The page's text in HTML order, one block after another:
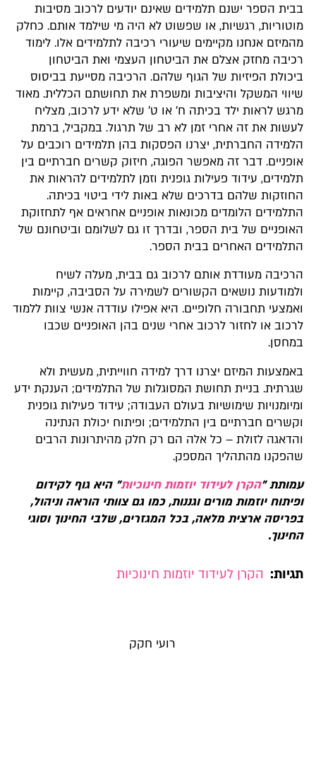
בבית הספר ישנם תלמידים שאינם יודעים לרכוב מסיבות
מוטוריות, רגשיות, או שפשוט לא היה מי שילמד אותם. כחלק
מהמיזם אנחנו מקיימים שיעורי רכיבה לתלמידים אלו. לימוד
רכיבה מחזק אצלם את הביטחון העצמי ואת הביטחון
ביכולת הפיזיות של הגוף שלהם. הרכיבה מסייעת בביסוס
שיווי המשקל והיציבות ומשפרת את תחושתם הכללית. מאוד
מרגש לראות ילד בכיתה ח' או ט' שלא ידע לרכוב, מצליח
לעשות את זה אחרי זמן לא רב של תרגול. במקביל, ברמת
הלמידה החברתית, יצרנו הפסקות בהן תלמידים רוכבים על
אופניים. דבר זה מאפשר הפוגה, חיזוק קשרים חברתיים בין
תלמידים, עידוד פעילות גופנית וזמן לתלמידים להראות את
החוזקות שלהם בדרכים שלא באות לידי ביטוי בכיתה.
התלמידים הלומדים מכונאות אופניים אחראים אף לתחזוקת
האופניים של בית הספר, ובדרך זו גם לשלומם וביטחונם של
התלמידים האחרים בבית הספר.
הרכיבה מעודדת אותם לרכוב גם בבית, מעלה לשיח
ולמודעות נושאים הקשורים לשמירה על הסביבה, קיימות
ואמצעי תחבורה חלופיים. היא אפילו עודדה אנשי צוות ללמוד
לרכוב או לחזור לרכוב אחרי שנים בהן האופניים שכבו
במחסן.
באמצעות המיזם יצרנו דרך למידה חווייתית, מעשית ולא
שגרתית. בניית תחושת המסוגלות של התלמידים; הענקת ידע
ומיומנויות שימושיות בעולם העבודה; עידוד פעילות גופנית
וקשרים חברתיים בין התלמידים; ופיתוח יכולת הנתינה
והדאגה לזולת – כל אלה הם רק חלק מהיתרונות הרבים
שהפקנו מהתהליך המספק.
עמותת "הקרן לעידוד יוזמות חינוכיות" היא גוף לקידום
ופיתוח יוזמות מורים וגננות, כמו גם צוותי הוראה וניהול,
בפריסה ארצית מלאה, בכל המגזרים, שלבי החינוך וסוגי
החינוך.
תגיות: הקרן לעידוד יוזמות חינוכיות